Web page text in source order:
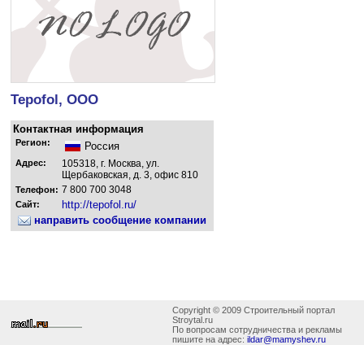
Tepofol, ООО
Контактная информация
Регион: Россия
Адрес:
105318, г. Москва, ул.
Щербаковская, д. 3, офис 810
Телефон: 7 800 700 3048
Сайт:
http://tepofol.ru/
направить сообщение компании
Copyright © 2009 Строительный портал
Stroytal.ru
По вопросам сотрудничества и рекламы
пишите на адрес: ildar@mamyshev.ru